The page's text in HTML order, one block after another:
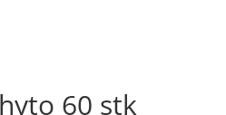
60 stk